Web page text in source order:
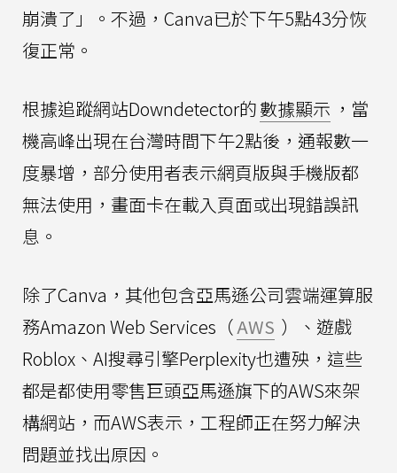
崩潰了」。不過，Canva已於下午5點43分恢
復正常。
根據追蹤網站Downdetector的數據顯示 ，當
機高峰出現在台灣時間下午2點後，通報數一
度暴增，部分使用者表示網頁版與手機版都
無法使用，畫面卡在載入頁面或出現錯誤訊
息。
除了Canva，其他包含亞馬遜公司雲端運算服
務Amazon Web Services（AWS ）、遊戲
Roblox、AI搜尋引擎Perplexity也遭殃，這些
都是都使用零售巨頭亞馬遜旗下的AWS來架
構網站，而AWS表示，工程師正在努力解決
問題並找出原因。